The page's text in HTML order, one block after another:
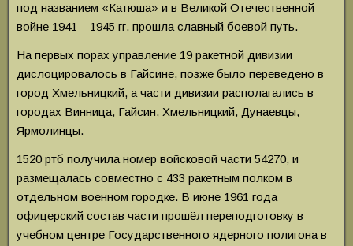
под названием «Катюша» и в Великой Отечественной
войне 1941 – 1945 гг. прошла славный боевой путь.
На первых порах управление 19 ракетной дивизии
дислоцировалось в Гайсине, позже было переведено в
город Хмельницкий, а части дивизии располагались в
городах Винница, Гайсин, Хмельницкий, Дунаевцы,
Ярмолинцы.
1520 ртб получила номер войсковой части 54270, и
размещалась совместно с 433 ракетным полком в
отдельном военном городке. В июне 1961 года
офицерский состав части прошёл переподготовку в
учебном центре Государственного ядерного полигона в